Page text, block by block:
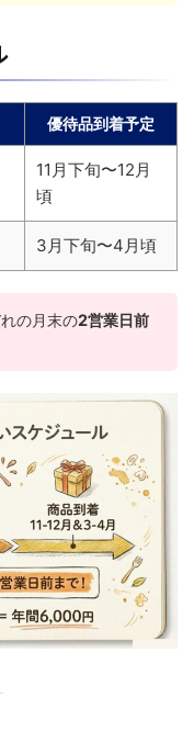
優待品到着予定
11月下旬〜12月
頃
3月下旬〜4月頃
の月末の2営業日前